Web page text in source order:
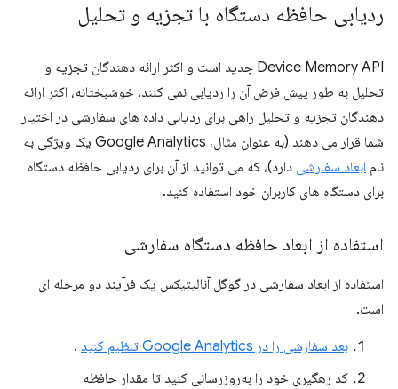
ردیابی حافظه دستگاه با تجزیه و تحلیل
Device Memory API جدید است و اکثر ارائه دهندگان تجزیه و
تحلیل به طور پیش فرض آن را ردیابی نمی کنند. خوشبختانه، اکثر ارائه
دهندگان تجزیه و تحلیل راهی برای ردیابی داده های سفارشی در اختیار
شما قرار می دهند (به عنوان مثال، Google Analytics یک ویژگی به
نام ابعاد سفارشی دارد)، که می توانید از آن برای ردیابی حافظه دستگاه
برای دستگاه های کاربران خود استفاده کنید.
استفاده از ابعاد حافظه دستگاه سفارشی
استفاده از ابعاد سفارشی در گوگل آنالیتیکس یک فرآیند دو مرحله ای
است.
بعد سفارشی را در Google Analytics تنظیم کنید
.
کد رهگیری خود را به‌روزرسانی کنید تا مقدار حافظه